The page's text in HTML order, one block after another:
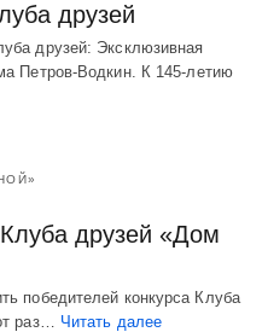
друзей
друзей: Эксклюзивная
Петров-Водкин. К 145-летию
друзей «Дом
победителей конкурса Клуба
раз… Читать далее